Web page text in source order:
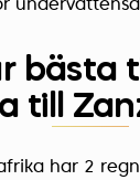
bästa
till
har 2